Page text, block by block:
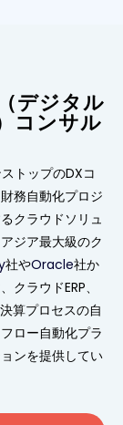
デジタル
コンサル
トップのDXコ
務自動化プロジ
クラウドソリュ
ジア最大級のク
社やOracle社か
ラウドERP、
算プロセスの自
ロー自動化プラ
ンを提供してい